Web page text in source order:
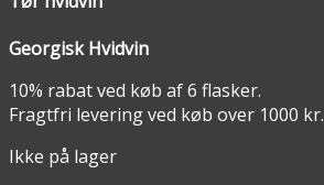
Georgisk Hvidvin
10% rabat ved køb af 6 flasker.
Fragtfri levering ved køb over 1000 kr.
Ikke på lager